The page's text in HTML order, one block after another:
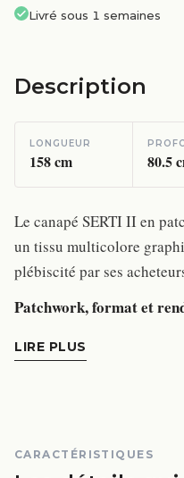
Livré sous 1 semaines
Description
LONGUEUR
158cm 80.5
Le canapé SERTI II en
un tissu multicolore
plébiscité par ses
Patchwork, format et
LIRE PLUS
CARACTÉRISTIQUES